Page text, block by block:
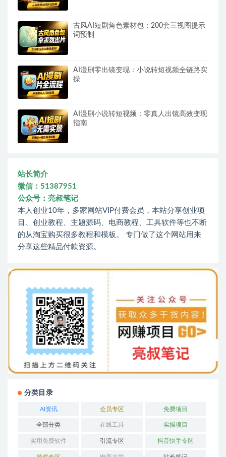
古风AI短剧角色素材包：200套三视图提示
词预制
AI漫剧零出镜变现：小说转短视频全链路实
操
AI漫剧小说转短视频：零真人出镜高效变现
指南
站长简介
微信：51387951
公众号：亮叔笔记
本人创业10年，多家网站VIP付费会员，本站分享创业项
目、创业教程、主题源码、电商教程、工具软件等也不断
的从淘宝购买很多教程和模板。 专门做了这个网站用来
分享这些精品付款资源。
分类目录
AI资讯 会员专区 免费项目
全部分类 在线工具 实操项目
实用免费软件 引流专区 抖音快手专区